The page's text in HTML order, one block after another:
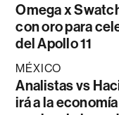
Omega x
con oro para
del Apollo 11
MÉXICO
Analistas vs
irá a la